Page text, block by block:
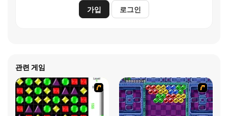
가입 로그인
관련 게임